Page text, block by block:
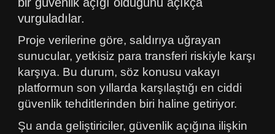
vurguladılar.
Proje verilerine göre, saldırıya uğrayan
sunucular, yetkisiz para transferi riskiyle karşı
karşıya. Bu durum, söz konusu vakayı
platformun son yıllarda karşılaştığı en ciddi
güvenlik tehditlerinden biri haline getiriyor.
Şu anda geliştiriciler, güvenlik açığına ilişkin